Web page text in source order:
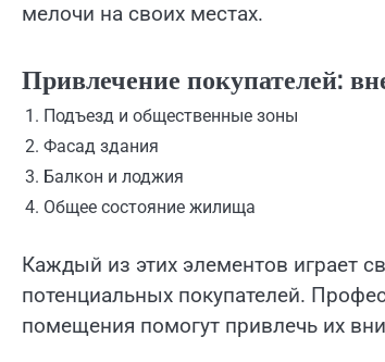
мелочи на своих местах.
Привлечение покупателей:
1. Подъезд и общественные зоны
2. Фасад здания
3. Балкон и лоджия
4. Общее состояние жилища
Каждый из этих элементов играет
потенциальных покупателей.
помещения помогут привлечь их